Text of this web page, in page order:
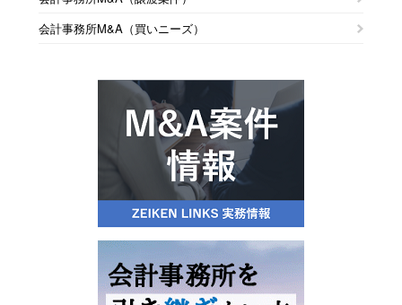
～ 「マイナスの影響」、業種別では「運輸・倉庫」がトップ～
◇山梨県「新型コロナウイルス感染症に対する企業の意識調査」
新型コロナウイルス、企業の85.6％で「業績にマイナス」
～ 今後マイナス影響を見込む業界「製造」が5割超で最多 ～
◇九州地方「新型コロナウイルス感染症に対する企業の意識調査」
新型コロナウイルス、企業の78.1％で「業績にマイナス」
～幅広い業種で脅威となり、3月28・29日には88.2％を記録～
※詳細はこちら
～業種別では「建設業」がトップ～
◇長崎県「休廃業・解散」動向調査（2019年）
2019年の「休廃業・解散」は281件
～倒産件数の8.5倍～
◇千葉県「休廃業・解散」動向調査（2019年）
「休廃業・解散」は791件、「倒産」の約3.2倍
～代表者の年代別、「70代」以上で5割超え～
休廃業・解散は286件、過去10年で最少に
～ 代表者年齢、70歳以上が58.0％を占める ～
◇鳥取県「休廃業・解散」動向調査（2019年）
休廃業・解散は137件、2年ぶりに減少
～ 代表者年齢、70歳以上が42.3％を占める ～
◇岡山県「休廃業・解散」動向調査（2019年）
休廃業・解散は453件、4年ぶりに増加
～ 代表者年齢、70歳以上が52.9％を占める ～
◇中国地方「休廃業・解散」動向調査（2019年）
会計事務所M&A（買いニーズ）